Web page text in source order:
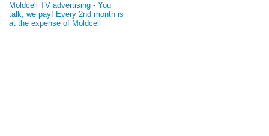
Moldcell TV advertising - You
talk, we pay! Every 2nd month is
at the expense of Moldcell